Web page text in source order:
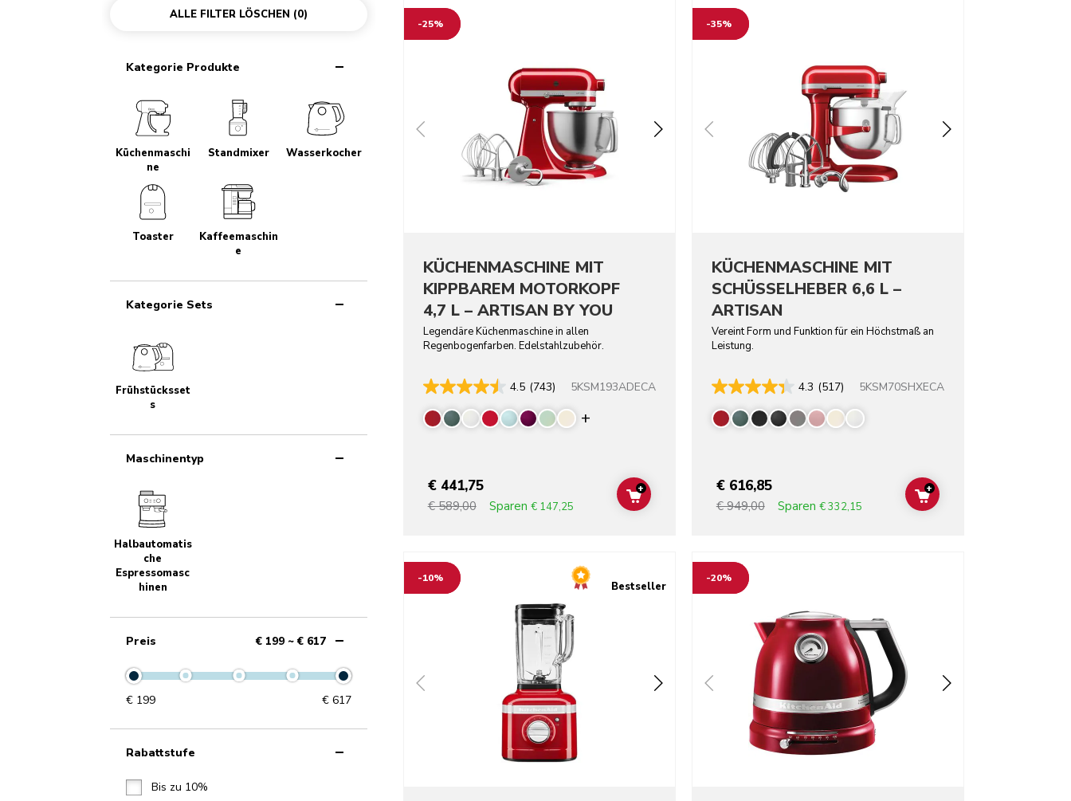
ALLE FILTER LÖSCHEN (0)
Kategorie Produkte
Küchenmaschi
ne
Standmixer Wasserkocher
Toaster
Kaffeemaschin
e
Kategorie Sets
Frühstücksset
s
Maschinentyp
Halbautomatis
che
Espressomasc
hinen
Preis € 199 ~ € 617
€ 199 € 617
Rabattstufe
Bis zu 10%
-25%
KÜCHENMASCHINE MIT
KIPPBAREM MOTORKOPF
4,7 L – ARTISAN BY YOU
Legendäre Küchenmaschine in allen
Regenbogenfarben. Edelstahlzubehör.
4.5 (743) 5KSM193ADECA
Display more colors
€ 441,75
€ 589,00 Sparen € 147,25 ADD TO CART
+
-35%
KÜCHENMASCHINE MIT
SCHÜSSELHEBER 6,6 L –
ARTISAN
Vereint Form und Funktion für ein Höchstmaß an
Leistung.
4.3 (517) 5KSM70SHXECA
€ 616,85
€ 949,00 Sparen € 332,15 ADD TO CART
+
-10%
Bestseller
-20%